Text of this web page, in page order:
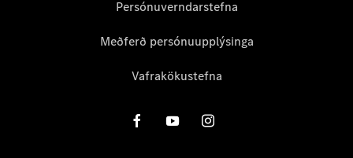
Persónuverndarstefna
Meðferð persónuupplýsinga
Vafrakökustefna